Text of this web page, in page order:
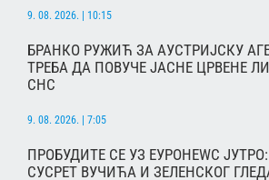
9. 08. 2026. | 10:15
БРАНКО РУЖИЋ ЗА АУСТРИЈСКУ
ТРЕБА ДА ПОВУЧЕ ЈАСНЕ ЦРВЕНЕ
СНС
9. 08. 2026. | 7:05
ПРОБУДИТЕ СЕ УЗ ЕУРОНЕWС
СУСРЕТ ВУЧИЋА И ЗЕЛЕНСКОГ